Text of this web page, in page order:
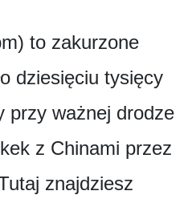
to zakurzone
dziesięciu tysięcy
przy ważnej drodze
z Chinami przez
znajdziesz